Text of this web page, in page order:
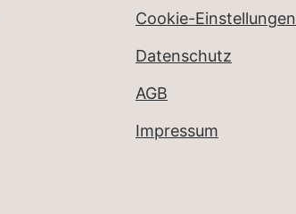
Cookie-Einstellungen
Datenschutz
AGB
Impressum